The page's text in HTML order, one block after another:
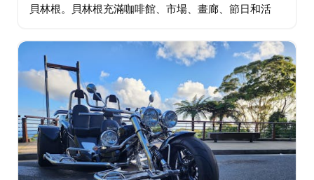
貝林根。貝林根充滿咖啡館、市場、畫廊、節日和活
化的生活方式而聞名。老黃油工廠也擁有豐富的歷史…